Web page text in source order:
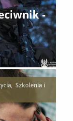
-
Szkolenia i